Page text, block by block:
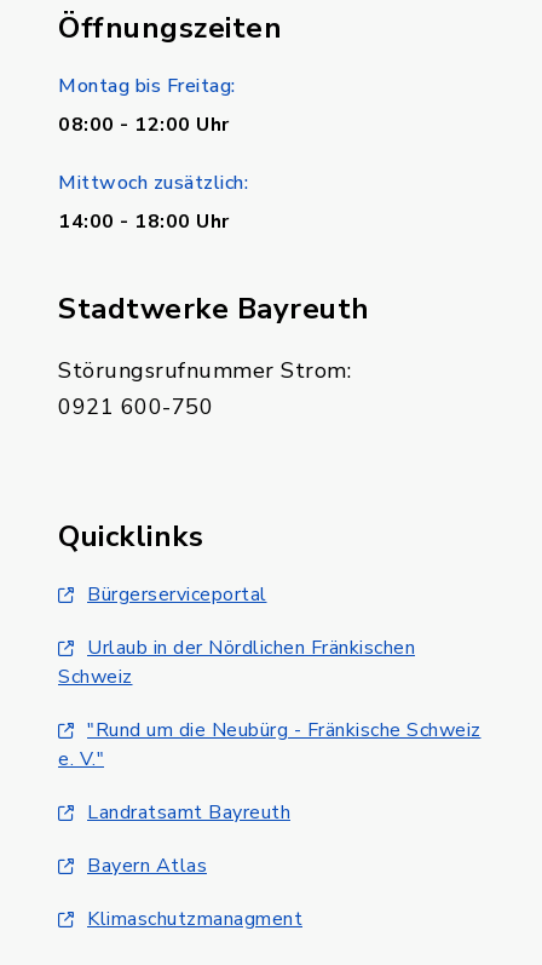
Öffnungszeiten
Montag bis Freitag:
08:00 - 12:00 Uhr
Mittwoch zusätzlich:
14:00 - 18:00 Uhr
Stadtwerke Bayreuth
Störungsrufnummer Strom:
0921 600-750
Quicklinks
Bürgerserviceportal
Urlaub in der Nördlichen Fränkischen
Schweiz
"Rund um die Neubürg - Fränkische Schweiz
e. V."
Landratsamt Bayreuth
Bayern Atlas
Klimaschutzmanagment